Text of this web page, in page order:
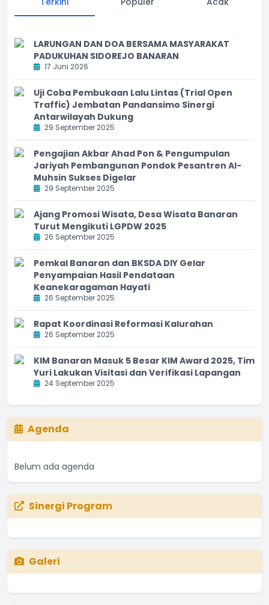
LARUNGAN DAN DOA BERSAMA MASYARAKAT
PADUKUHAN SIDOREJO BANARAN
17 Juni 2026
Uji Coba Pembukaan Lalu Lintas (Trial Open
Traffic) Jembatan Pandansimo Sinergi
Antarwilayah Dukung
29 September 2025
Pengajian Akbar Ahad Pon & Pengumpulan
Jariyah Pembangunan Pondok Pesantren Al-
Muhsin Sukses Digelar
29 September 2025
Ajang Promosi Wisata, Desa Wisata Banaran
Turut Mengikuti LGPDW 2025
26 September 2025
Pemkal Banaran dan BKSDA DIY Gelar
Penyampaian Hasil Pendataan
Keanekaragaman Hayati
26 September 2025
Rapat Koordinasi Reformasi Kalurahan
26 September 2025
KIM Banaran Masuk 5 Besar KIM Award 2025, Tim
Yuri Lakukan Visitasi dan Verifikasi Lapangan
24 September 2025
Agenda
Belum ada agenda
Sinergi Program
Galeri